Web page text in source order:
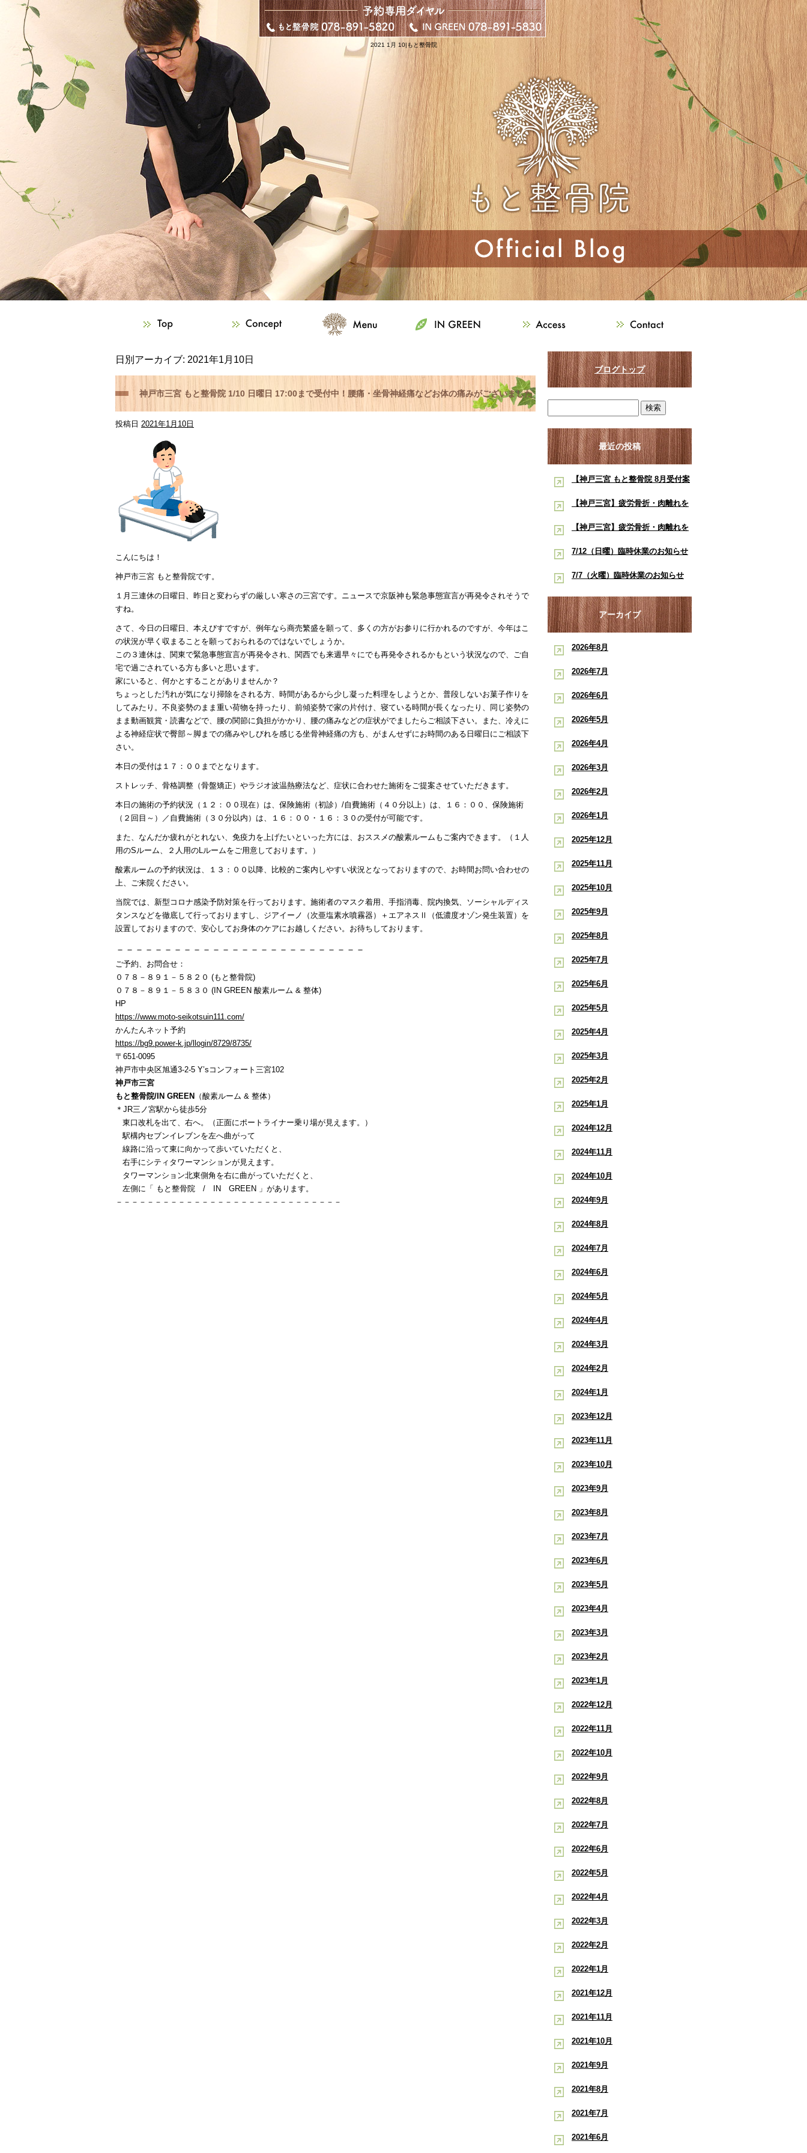
2021 1月 10|もと整骨院
日別アーカイブ: 2021年1月10日
神戸市三宮 もと整骨院 1/10 日曜日 17:00まで受付中！腰痛・坐骨神経痛などお体の痛みがございました
らご相談下さい！
投稿日 2021年1月10日
こんにちは！
神戸市三宮 もと整骨院です。
１月三連休の日曜日、昨日と変わらずの厳しい寒さの三宮です。ニュースで京阪神も緊急事態宣言が再発令されそうで
すね。
さて、今日の日曜日、本えびすですが、例年なら商売繁盛を願って、多くの方がお参りに行かれるのですが、今年はこ
の状況が早く収まることを願っておられるのではないでしょうか。
この３連休は、関東で緊急事態宣言が再発令され、関西でも来週早々にでも再発令されるかもという状況なので、ご自
宅で過ごされている方も多いと思います。
家にいると、何かとすることがありませんか？
ちょっとした汚れが気になり掃除をされる方、時間があるから少し凝った料理をしようとか、普段しないお菓子作りを
してみたり。不良姿勢のまま重い荷物を持ったり、前傾姿勢で家の片付け、寝ている時間が長くなったり、同じ姿勢の
まま動画観賞・読書などで、腰の関節に負担がかかり、腰の痛みなどの症状がでましたらご相談下さい。また、冷えに
よる神経症状で臀部～脚までの痛みやしびれを感じる坐骨神経痛の方も、がまんせずにお時間のある日曜日にご相談下
さい。
本日の受付は１７：００までとなります。
ストレッチ、骨格調整（骨盤矯正）やラジオ波温熱療法など、症状に合わせた施術をご提案させていただきます。
本日の施術の予約状況（１２：００現在）は、保険施術（初診）/自費施術（４０分以上）は、１６：００、保険施術
（２回目～）／自費施術（３０分以内）は、１６：００・１６：３０の受付が可能です。
また、なんだか疲れがとれない、免疫力を上げたいといった方には、おススメの酸素ルームもご案内できます。（１人
用のSルーム、２人用のLルームをご用意しております。）
酸素ルームの予約状況は、１３：００以降、比較的ご案内しやすい状況となっておりますので、お時間お問い合わせの
上、ご来院ください。
当院では、新型コロナ感染予防対策を行っております。施術者のマスク着用、手指消毒、院内換気、ソーシャルディス
タンスなどを徹底して行っておりますし、ジアイーノ（次亜塩素水噴霧器）＋エアネスⅡ（低濃度オゾン発生装置）を
設置しておりますので、安心してお身体のケアにお越しください。お待ちしております。
－－－－－－－－－－－－－－－－－－－－－－－－－－
ご予約、お問合せ：
０７８－８９１－５８２０ (もと整骨院)
０７８－８９１－５８３０ (IN GREEN 酸素ルーム & 整体)
HP
https://www.moto-seikotsuin111.com/
かんたんネット予約
https://bg9.power-k.jp/llogin/8729/8735/
〒651-0095
神戸市中央区旭通3-2-5 Y’sコンフォート三宮102
神戸市三宮
もと整骨院/IN GREEN
（酸素ルーム & 整体）
＊JR三ノ宮駅から徒歩5分
東口改札を出て、右へ。（正面にポートライナー乗り場が見えます。）
駅構内セブンイレブンを左へ曲がって
線路に沿って東に向かって歩いていただくと、
右手にシティタワーマンションが見えます。
タワーマンション北東側角を右に曲がっていただくと、
左側に「 もと整骨院 / IN GREEN 」があります。
－－－－－－－－－－－－－－－－－－－－－－－－－－－－－
ブログトップ
最近の投稿
【神戸三宮 もと整骨院 8月受付案
内】8月は熱中症・交通事故・ス
ポート
【神戸三宮】疲労骨折・肉離れを
早く治したい学生アスリートへ｜
骨院
【神戸三宮】疲労骨折・肉離れを
早く治したい学生アスリートへ｜
骨院
7/12（日曜）臨時休業のお知らせ
【神戸市三宮 もと整骨院】
7/7（火曜）臨時休業のお知らせ
アーカイブ
2026年8月
2026年7月
2026年6月
2026年5月
2026年4月
2026年3月
2026年2月
2026年1月
2025年12月
2025年11月
2025年10月
2025年9月
2025年8月
2025年7月
2025年6月
2025年5月
2025年4月
2025年3月
2025年2月
2025年1月
2024年12月
2024年11月
2024年10月
2024年9月
2024年8月
2024年7月
2024年6月
2024年5月
2024年4月
2024年3月
2024年2月
2024年1月
2023年12月
2023年11月
2023年10月
2023年9月
2023年8月
2023年7月
2023年6月
2023年5月
2023年4月
2023年3月
2023年2月
2023年1月
2022年12月
2022年11月
2022年10月
2022年9月
2022年8月
2022年7月
2022年6月
2022年5月
2022年4月
2022年3月
2022年2月
2022年1月
2021年12月
2021年11月
2021年10月
2021年9月
2021年8月
2021年7月
2021年6月